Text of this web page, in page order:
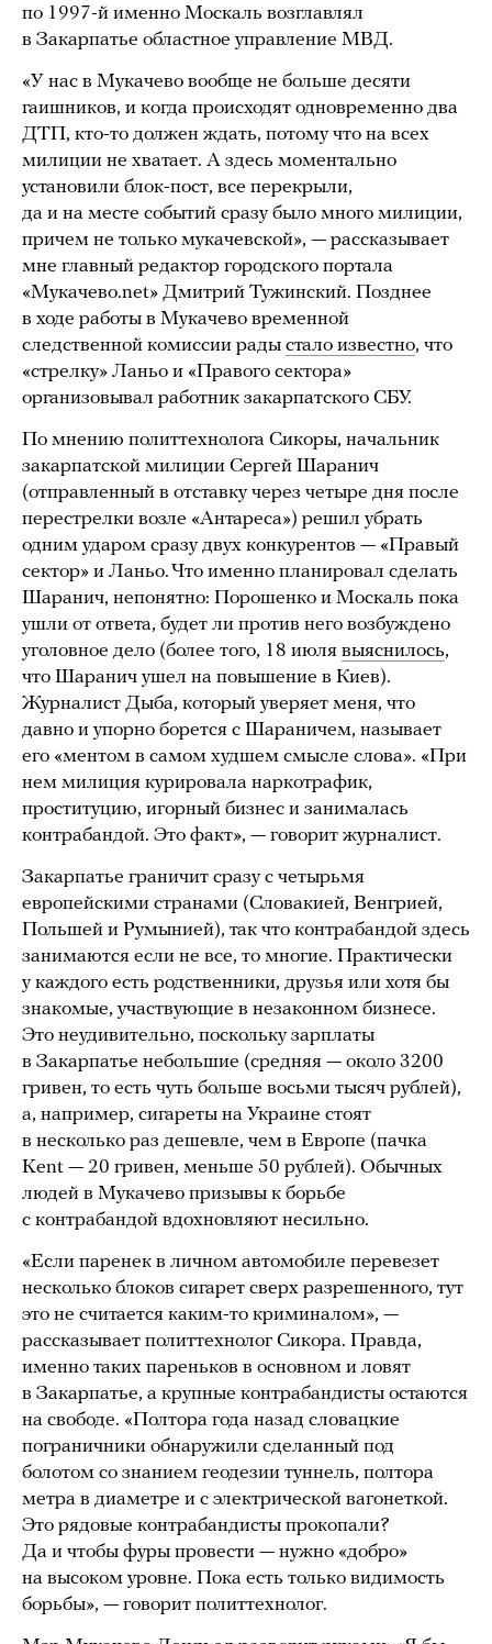
по 1997-й именно Москаль возглавлял
в Закарпатье областное управление МВД.
«У нас в Мукачево вообще не больше десяти
гаишников, и когда происходят одновременно два
ДТП, кто-то должен ждать, потому что на всех
милиции не хватает. А здесь моментально
установили блок-пост, все перекрыли,
да и на месте событий сразу было много милиции,
причем не только мукачевской», — рассказывает
мне главный редактор городского портала
«Мукачево.net» Дмитрий Тужинский. Позднее
в ходе работы в Мукачево временной
следственной комиссии рады стало известно, что
«стрелку» Ланьо и «Правого сектора»
организовывал работник закарпатского СБУ.
По мнению политтехнолога Сикоры, начальник
закарпатской милиции Сергей Шаранич
(отправленный в отставку через четыре дня после
перестрелки возле «Антареса») решил убрать
одним ударом сразу двух конкурентов — «Правый
сектор» и Ланьо. Что именно планировал сделать
Шаранич, непонятно: Порошенко и Москаль пока
ушли от ответа, будет ли против него возбуждено
уголовное дело (более того, 18 июля выяснилось,
что Шаранич ушел на повышение в Киев).
Журналист Дыба, который уверяет меня, что
давно и упорно борется с Шараничем, называет
его «ментом в самом худшем смысле слова». «При
нем милиция курировала наркотрафик,
проституцию, игорный бизнес и занималась
контрабандой. Это факт», — говорит журналист.
Закарпатье граничит сразу с четырьмя
европейскими странами (Словакией, Венгрией,
Польшей и Румынией), так что контрабандой здесь
занимаются если не все, то многие. Практически
у каждого есть родственники, друзья или хотя бы
знакомые, участвующие в незаконном бизнесе.
Это неудивительно, поскольку зарплаты
в Закарпатье небольшие (средняя — около 3200
гривен, то есть чуть больше восьми тысяч рублей),
а, например, сигареты на Украине стоят
в несколько раз дешевле, чем в Европе (пачка
Kent — 20 гривен, меньше 50 рублей). Обычных
людей в Мукачево призывы к борьбе
с контрабандой вдохновляют несильно.
«Если паренек в личном автомобиле перевезет
несколько блоков сигарет сверх разрешенного, тут
это не считается каким-то криминалом», —
рассказывает политтехнолог Сикора. Правда,
именно таких пареньков в основном и ловят
в Закарпатье, а крупные контрабандисты остаются
на свободе. «Полтора года назад словацкие
пограничники обнаружили сделанный под
болотом со знанием геодезии туннель, полтора
метра в диаметре и с электрической вагонеткой.
Это рядовые контрабандисты прокопали?
Да и чтобы фуры провести — нужно «добро»
на высоком уровне. Пока есть только видимость
борьбы», — говорит политтехнолог.